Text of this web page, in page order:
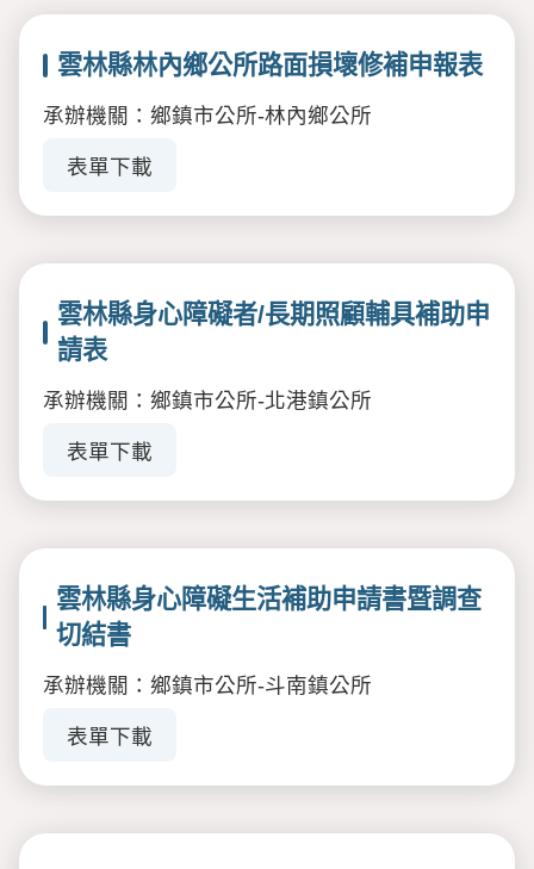
雲林縣林內鄉公所路面損壞修補申報表
承辦機關：鄉鎮市公所-林內鄉公所
表單下載
雲林縣身心障礙者/長期照顧輔具補助申
請表
承辦機關：鄉鎮市公所-北港鎮公所
表單下載
雲林縣身心障礙生活補助申請書暨調查
切結書
承辦機關：鄉鎮市公所-斗南鎮公所
表單下載